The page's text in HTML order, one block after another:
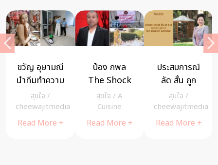
ขวัญ อุษามณี
นำทีมทำความ
สะอาดสถาน
สงเคราะห์ฟรี
สู้โควิด-19
สุขใจ /
cheewajitmedia
Read More +
ป๋อง กพล
The Shock
แจกอาหารฟรี
13 วัน ช่วย
เหลือกันช่วงโค
สุขใจ / A
Cuisine
Read More +
ประสบการณ์
ลัด สั้น ถูก
ตรง สู่การ
บรรลุ
ธรรม โดย คุณ
สุขใจ /
cheewajitmedia
Read More +